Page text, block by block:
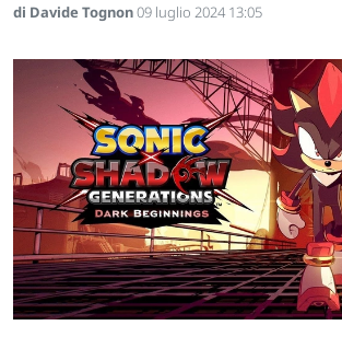
di Davide Tognon09 luglio 2024 13:05